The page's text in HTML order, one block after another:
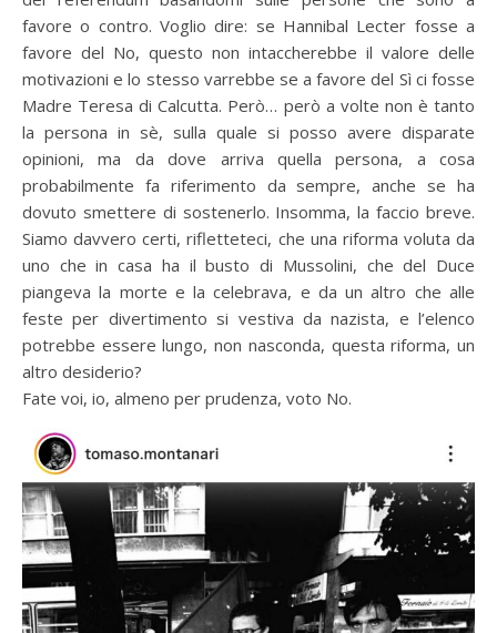
favore o contro. Voglio dire: se Hannibal Lecter fosse a
favore del No, questo non intaccherebbe il valore delle
motivazioni e lo stesso varrebbe se a favore del Sì ci fosse
Madre Teresa di Calcutta. Però… però a volte non è tanto
la persona in sè, sulla quale si posso avere disparate
opinioni, ma da dove arriva quella persona, a cosa
probabilmente fa riferimento da sempre, anche se ha
dovuto smettere di sostenerlo. Insomma, la faccio breve.
Siamo davvero certi, rifletteteci, che una riforma voluta da
uno che in casa ha il busto di Mussolini, che del Duce
piangeva la morte e la celebrava, e da un altro che alle
feste per divertimento si vestiva da nazista, e l’elenco
potrebbe essere lungo, non nasconda, questa riforma, un
altro desiderio?
Fate voi, io, almeno per prudenza, voto No.